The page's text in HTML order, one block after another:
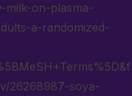
milk-on-plasma-
a-randomized-
26268987-soya-